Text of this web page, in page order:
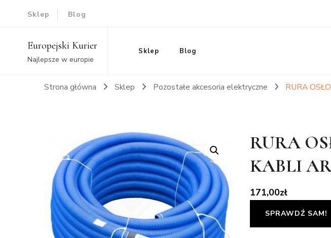
Sklep Blog
Europejski Kurier
Najlepsze w europie
Sklep Blog
Strona główna Sklep Pozostałe akcesoria elektryczne RURA
RURA
KABLI
171,00zł
SPRAWDŹ SAM!